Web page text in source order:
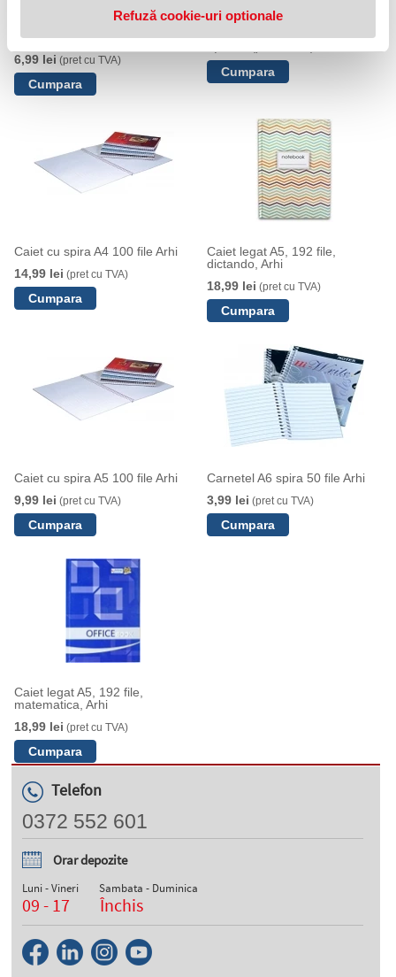
Refuză cookie-uri optionale
Caiet A5, 48 file, repertoar,
matematica, Arhi
6,99 lei (pret cu TVA)
Carnetel cu spira A7 50 file Arhi
Caiet cu spira A4 100 file Arhi
14,99 lei (pret cu TVA)
Caiet legat A5, 192 file,
dictando, Arhi
18,99 lei (pret cu TVA)
Caiet cu spira A5 100 file Arhi
9,99 lei (pret cu TVA)
Carnetel A6 spira 50 file Arhi
3,99 lei (pret cu TVA)
Caiet legat A5, 192 file,
matematica, Arhi
18,99 lei (pret cu TVA)
Telefon
0372 552 601
Orar depozite
Luni - Vineri
09 - 17
Sambata - Duminica
Închis